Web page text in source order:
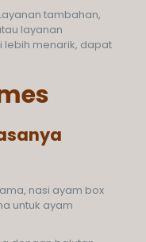
tambahan,
layanan
lebih menarik, dapat
nasi ayam box
untuk ayam